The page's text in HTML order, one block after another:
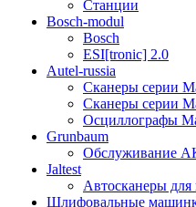
Станции
Bosch-modul
Bosch
ESI[tronic] 2.0
Autel-russia
Сканеры серии
Сканеры серии
Осциллографы
Grunbaum
Обслуживание
Jaltest
Автосканеры для
Шлифовальные